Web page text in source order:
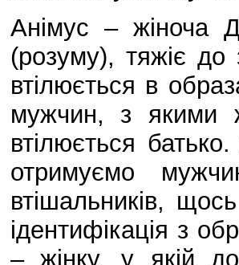
Анімус – жіноча
(розуму), тяжіє до
втілюється в
мужчин, з якими
втілюється
отримуємо
втішальників,
ідентифікація з
– жінку, у якій